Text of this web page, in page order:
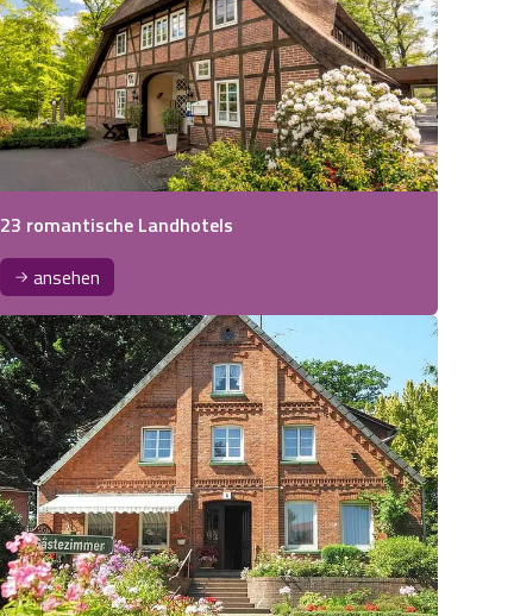
23 romantische Landhotels
ansehen